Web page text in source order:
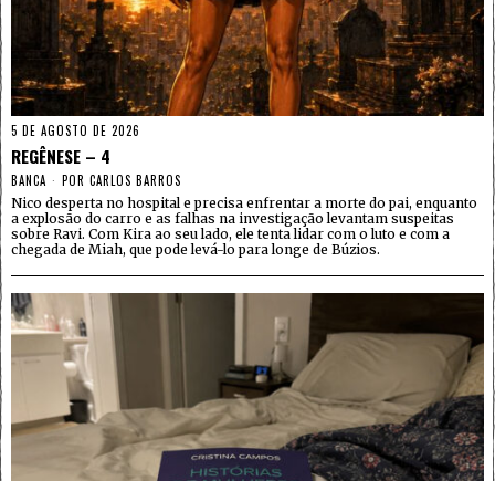
5 DE AGOSTO DE 2026
REGÊNESE – 4
BANCA POR CARLOS BARROS
Nico desperta no hospital e precisa enfrentar a morte do pai, enquanto
a explosão do carro e as falhas na investigação levantam suspeitas
sobre Ravi. Com Kira ao seu lado, ele tenta lidar com o luto e com a
chegada de Miah, que pode levá-lo para longe de Búzios.